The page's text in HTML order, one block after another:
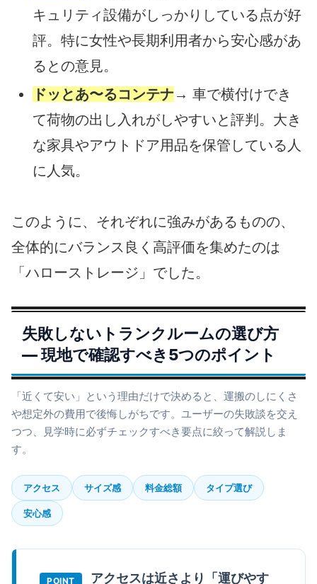
キュリティ設備がしっかりしている点が好
評。特に女性や長期利用者から安心感があ
るとの意見。
ドッとあ〜るコンテナ → 車で横付けでき
て荷物の出し入れがしやすいと評判。大き
な家具やアウトドア用品を保管している人
に人気。
このように、それぞれに強みがあるものの、
全体的にバランス良く高評価を集めたのは
「ハローストレージ」でした。
失敗しないトランクルームの選び方
― 現地で確認すべき5つのポイント
「近くて安い」という理由だけで決めると、運搬のしにくさ
や想定外の費用で後悔しがちです。ユーザーの失敗談を交え
つつ、見学時に必ずチェックすべき要点に絞って解説しま
す。
アクセス サイズ感 料金総額 タイプ選び
安心感
アクセスは近さより「運びやす